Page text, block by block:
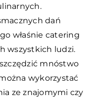
dań
właśnie catering
wszystkich ludzi.
mnóstwo
wykorzystać
ze znajomymi czy